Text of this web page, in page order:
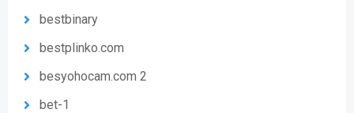
bestbinary
bestplinko.com
besyohocam.com 2
bet-1